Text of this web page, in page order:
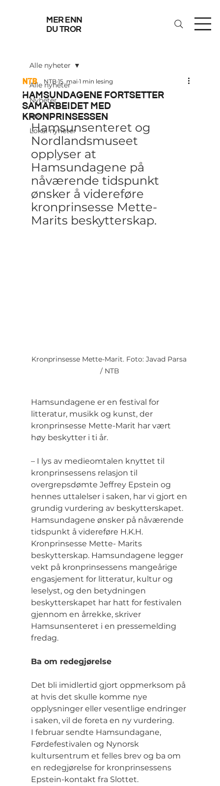
mer enn
du tror
Alle nyheter
Nyheter
Sport
Lokal nyheter
Alle nyheter
Hamsundagene fortsetter
samarbeidet med
kronprinsessen
NTB 15. mai 1 min lesing
Hamsunsenteret og
Nordlandsmuseet
opplyser at
Hamsundagene på
nåværende tidspunkt
ønsker å videreføre
kronprinsesse Mette-
Marits beskytterskap.
Kronprinsesse Mette-Marit. Foto: Javad Parsa
/ NTB
Hamsundagene er en festival for
litteratur, musikk og kunst, der
kronprinsesse Mette-Marit har vært
høy beskytter i ti år.
– I lys av medieomtalen knyttet til
kronprinsessens relasjon til
overgrepsdømte Jeffrey Epstein og
hennes uttalelser i saken, har vi gjort en
grundig vurdering av beskytterskapet.
Hamsundagene ønsker på nåværende
tidspunkt å videreføre H.K.H.
Kronprinsesse Mette- Marits
beskytterskap. Hamsundagene legger
vekt på kronprinsessens mangeårige
engasjement for litteratur, kultur og
leselyst, og den betydningen
beskytterskapet har hatt for festivalen
gjennom en årrekke, skriver
Hamsunsenteret i en pressemelding
fredag.
Ba om redegjørelse
Det bli imidlertid gjort oppmerksom på
at hvis det skulle komme nye
opplysninger eller vesentlige endringer
i saken, vil de foreta en ny vurdering.
I februar sendte Hamsundagane,
Førdefestivalen og Nynorsk
kultursentrum et felles brev og ba om
en redegjørelse for kronprinsessens
Epstein-kontakt fra Slottet.